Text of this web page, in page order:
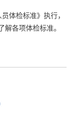
体检标准》执行，
各项体检标准。